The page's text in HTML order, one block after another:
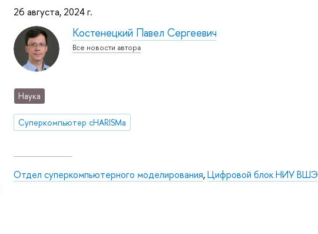
26 августа, 2024 г.
Костенецкий Павел Сергеевич
Все новости автора
Наука
Суперкомпьютер cHARISMa
Отдел суперкомпьютерного моделирования,Цифровой блок НИУ ВШЭ